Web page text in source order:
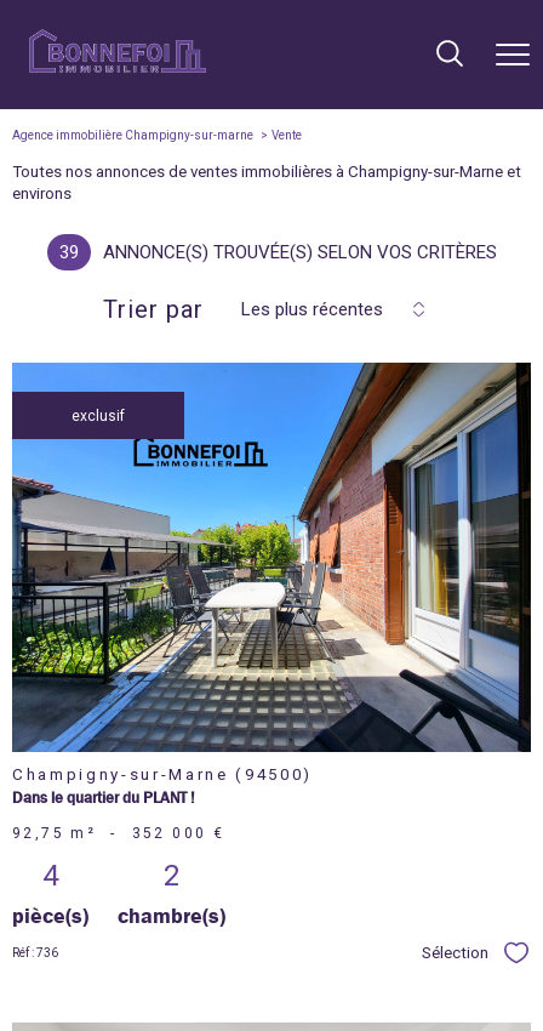
Agence immobilière Champigny-sur-marne Vente
Toutes nos annonces de ventes immobilières à Champigny-sur-Marne et
environs
39 ANNONCE(S) TROUVÉE(S) SELON VOS CRITÈRES
Trier par Les plus récentes
exclusif
voir le
bien
Champigny-sur-Marne (94500)
Dans le quartier du PLANT !
92,75 m² - 352 000 €
4
pièce(s)
2
chambre(s)
Réf : 736 Sélection